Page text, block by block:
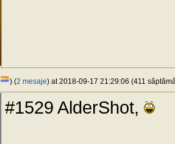
) (2 mesaje) at 2018-09-17 21:29:06 (411
#1529 AlderShot,